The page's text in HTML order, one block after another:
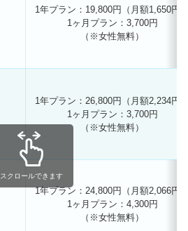
1年プラン：19,800円（月額1,650円
1ヶ月プラン：3,700円
（※女性無料）
1年プラン：26,800円（月額2,234円
1ヶ月プラン：3,700円
（※女性無料）
1年プラン：24,800円（月額2,066円
1ヶ月プラン：4,300円
（※女性無料）
スクロールできます